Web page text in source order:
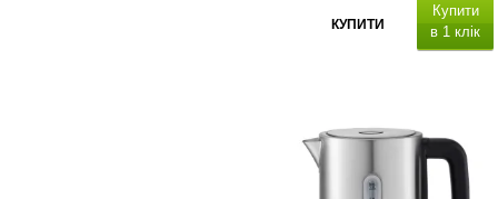
КУПИТИ
Купити
в 1 клік